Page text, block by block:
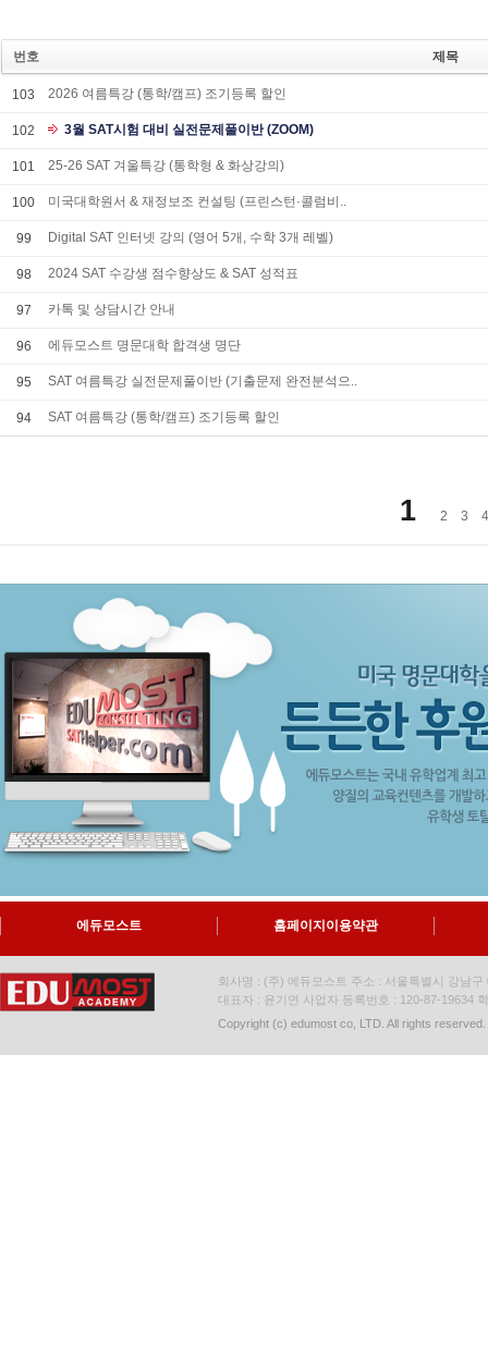
번호 제목
103 2026 여름특강 (통학/캠프) 조기등록 할인
102 3월 SAT시험 대비 실전문제풀이반 (ZOOM)
101 25-26 SAT 겨울특강 (통학형 & 화상강의)
100 미국대학원서 & 재정보조 컨설팅 (프린스턴·콜럼비..
99 Digital SAT 인터넷 강의 (영어 5개, 수학 3개 레벨)
98 2024 SAT 수강생 점수향상도 & SAT 성적표
97 카톡 및 상담시간 안내
96 에듀모스트 명문대학 합격생 명단
95 SAT 여름특강 실전문제풀이반 (기출문제 완전분석으..
94 SAT 여름특강 (통학/캠프) 조기등록 할인
1 2 3
에듀모스트 홈페이지이용약관
회사명 : (주) 에듀모스트 주소 : 서울특별시 강남
대표자 : 윤기연 사업자 등록번호 : 120-87-19634
Copyright (c) edumost co, LTD. All rights reserved.